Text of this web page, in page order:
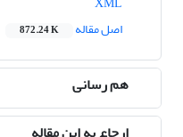
اصل مقاله
872.24 K
هم رسانی